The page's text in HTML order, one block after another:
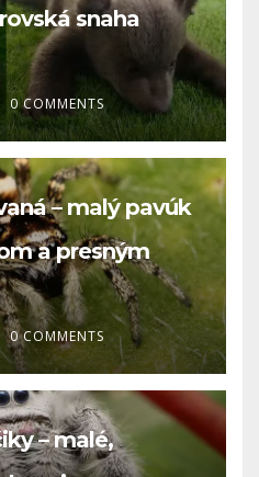
snaha
0 COMMENTS
– malý pavúk
a presným
0 COMMENTS
– malé,